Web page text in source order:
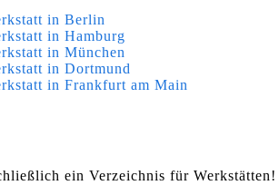
in Berlin
in Hamburg
in München
in Dortmund
in Frankfurt am Main
ein Verzeichnis für